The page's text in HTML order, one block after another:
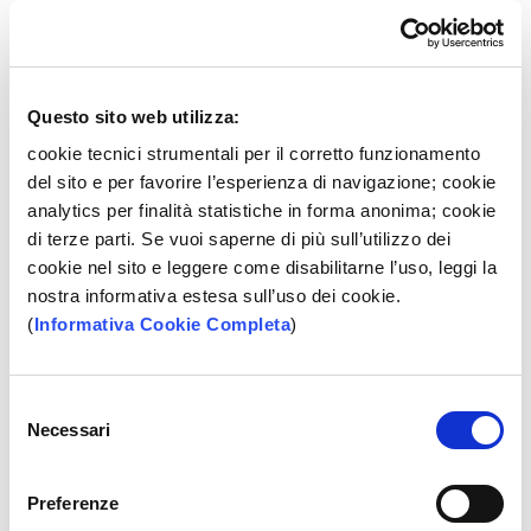
Questo sito web utilizza:
cookie tecnici strumentali per il corretto funzionamento
del sito e per favorire l’esperienza di navigazione; cookie
analytics per finalità statistiche in forma anonima; cookie
di terze parti. Se vuoi saperne di più sull’utilizzo dei
cookie nel sito e leggere come disabilitarne l’uso, leggi la
nostra informativa estesa sull’uso dei cookie.
(Informativa Cookie Completa)
delNecessari
Preferenze
Scarica l'APP BPP
Se preferisci il PC puoi utilizzare l'internet banking, se
invece le APP sono la tua passione hai a disposizione il
mobile banking.